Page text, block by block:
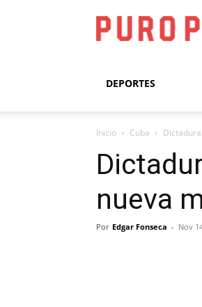
DEPORTES
Inicio Cuba
nueva
Por Edgar Fonseca - Nov